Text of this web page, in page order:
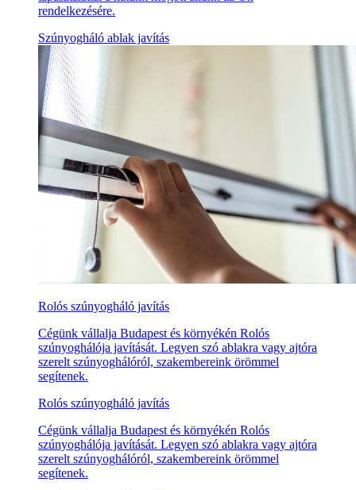
rendelkezésére.
Szúnyogháló ablak javítás
Rolós szúnyogháló javítás
Cégünk vállalja Budapest és környékén Rolós
szúnyoghálója javítását. Legyen szó ablakra vagy ajtóra
szerelt szúnyoghálóról, szakembereink örömmel
segítenek.
Rolós szúnyogháló javítás
Cégünk vállalja Budapest és környékén Rolós
szúnyoghálója javítását. Legyen szó ablakra vagy ajtóra
szerelt szúnyoghálóról, szakembereink örömmel
segítenek.